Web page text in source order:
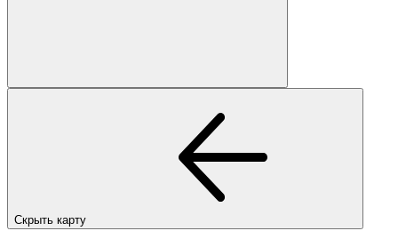
Скрыть карту